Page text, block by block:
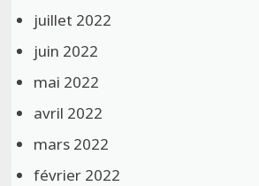
juillet 2022
juin 2022
mai 2022
avril 2022
mars 2022
février 2022